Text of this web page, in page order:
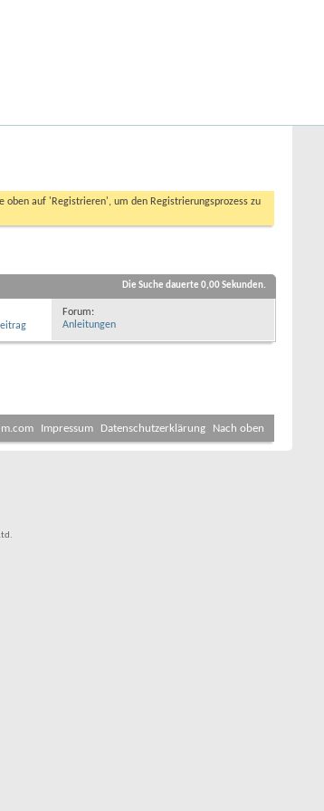
oben auf 'Registrieren', um den Registrierungsprozess zu
Die Suche dauerte 0,00Sekunden.
Forum:
Anleitungen
Impressum Datenschutzerklärung Nach oben